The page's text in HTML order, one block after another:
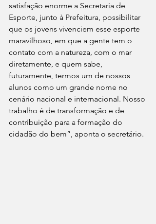
satisfação enorme a Secretaria de
Esporte, junto à Prefeitura, possibilitar
que os jovens vivenciem esse esporte
maravilhoso, em que a gente tem o
contato com a natureza, com o mar
diretamente, e quem sabe,
futuramente, termos um de nossos
alunos como um grande nome no
cenário nacional e internacional. Nosso
trabalho é de transformação e de
contribuição para a formação do
cidadão do bem”, aponta o secretário.